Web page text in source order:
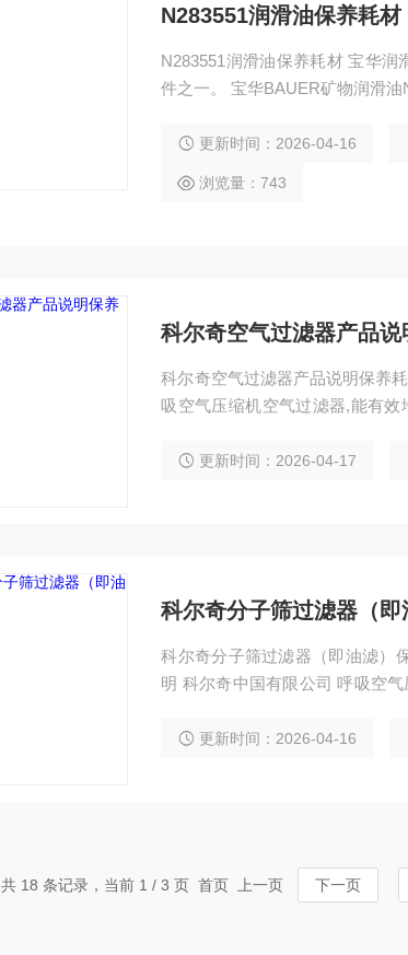
N283551润滑油保养耗材
N283551润滑油保养耗材 宝华
件之一。 宝华BAUER矿物润滑油
空气压缩机使用起到润滑维护
更新时间：2026-04-16
浏览量：743
科尔奇空气过滤器产品
科尔奇空气过滤器产品说明保养
吸空气压缩机空气过滤器,能有
更新时间：2026-04-17
科尔奇分子筛过滤器（
科尔奇分子筛过滤器（即油滤）
明 科尔奇中国有限公司 呼吸空气压缩机活性碳分子筛过滤器,采用三重过滤,能有效的过
到EN12021的标准.
更新时间：2026-04-16
共 18 条记录，当前 1 / 3 页 首页 上一页 下一页